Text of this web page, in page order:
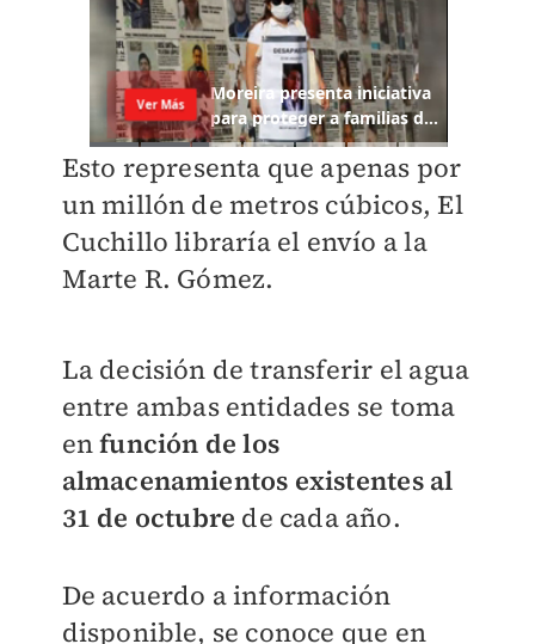
Esto representa que apenas por
un millón de metros cúbicos, El
Cuchillo libraría el envío a la
Marte R. Gómez.
La decisión de transferir el agua
entre ambas entidades se toma
enfunción de los
almacenamientos existentes al
31 de octubre de cada año.
De acuerdo a información
disponible, se conoce que en